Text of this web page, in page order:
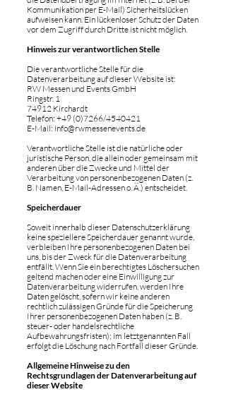
Kommunikation per E-Mail) Sicherheitslücken
aufweisen kann. Ein lückenloser Schutz der Daten
vor dem Zugriff durch Dritte ist nicht möglich.
Hinweis zur verantwortlichen Stelle
Die verantwortliche Stelle für die
Datenverarbeitung auf dieser Website ist:
RW Messen und Events GmbH
Ringstr. 1
74912 Kirchardt
Telefon: +49 (0)7266/4540421
E-Mail: info@rwmessenevents.de
Verantwortliche Stelle ist die natürliche oder
juristische Person, die allein oder gemeinsam mit
anderen über die Zwecke und Mittel der
Verarbeitung von personenbezogenen Daten (z.
B. Namen, E-Mail-Adressen o. Ä.) entscheidet.
Speicherdauer
Soweit innerhalb dieser Datenschutzerklärung
keine speziellere Speicherdauer genannt wurde,
verbleiben Ihre personenbezogenen Daten bei
uns, bis der Zweck für die Datenverarbeitung
entfällt. Wenn Sie ein berechtigtes Löschersuchen
geltend machen oder eine Einwilligung zur
Datenverarbeitung widerrufen, werden Ihre
Daten gelöscht, sofern wir keine anderen
rechtlich zulässigen Gründe für die Speicherung
Ihrer personenbezogenen Daten haben (z. B.
steuer- oder handelsrechtliche
Aufbewahrungsfristen); im letztgenannten Fall
erfolgt die Löschung nach Fortfall dieser Gründe.
Allgemeine Hinweise zu den
Rechtsgrundlagen der Datenverarbeitung auf
dieser Website